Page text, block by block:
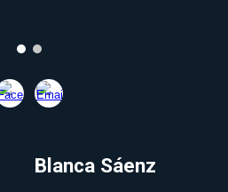
Blanca Sáenz